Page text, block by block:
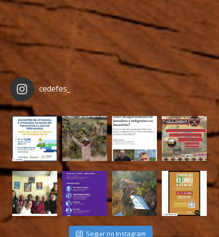
cedefes_
Seguir no Instagram